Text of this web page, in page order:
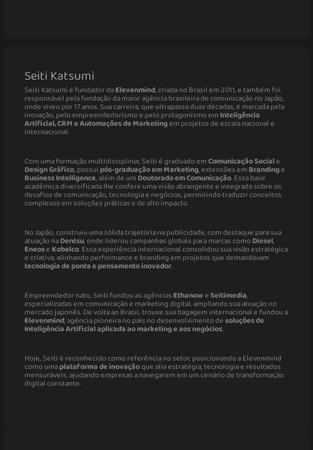
Seiti Katsumi
Seiti Katsumi é fundador daElevenmind, criada no Brasil em 2011, e também foi
responsável pela fundação da maior agência brasileira de comunicação no Japão,
onde viveu por 17 anos. Sua carreira, que ultrapassa duas décadas, é marcada pela
inovação, pelo empreendedorismo e pelo protagonismo emInteligência
Artificial, CRM e Automações de Marketingem projetos de escala nacional e
internacional.
Com uma formação multidisciplinar, Seiti é graduado emComunicação Sociale
Design Gráfico, possuipós-graduação em Marketing, extensões em Brandinge
Business Intelligence, além de um Doutorado em Comunicação. Essa base
acadêmica diversificada lhe confere uma visão abrangente e integrada sobre os
desafios de comunicação, tecnologia e negócios, permitindo traduzir conceitos
complexos em soluções práticas e de alto impacto.
No Japão, construiu uma sólida trajetória na publicidade, com destaque para sua
atuação naDentsu, onde liderou campanhas globais para marcas comoDiesel,
EneoseKobelco. Essa experiência internacional consolidou sua visão estratégica
e criativa, alinhando performance e branding em projetos que demandavam
tecnologia de ponta e pensamento inovador.
Empreendedor nato, Seiti fundou as agênciasEthanoweSeitimedia,
especializadas em comunicação e marketing digital, ampliando sua atuação no
mercado japonês. De volta ao Brasil, trouxe sua bagagem internacional e fundou a
Elevenmind, agência pioneira no país no desenvolvimento desoluções de
Inteligência Artificial aplicada ao marketing e aos negócios.
Hoje, Seiti é reconhecido como referência no setor, posicionando a Elevenmind
como umaplataforma de inovaçãoque alia estratégia, tecnologia e resultados
mensuráveis, ajudando empresas a navegarem em um cenário de transformação
digital constante.